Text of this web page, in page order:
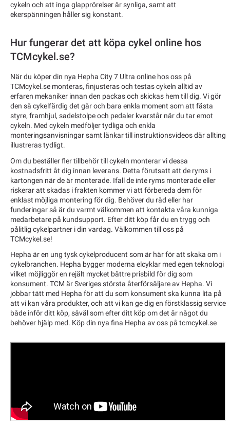
cykeln och att inga glapprörelser är synliga, samt att
ekerspänningen håller sig konstant.
Hur fungerar det att köpa cykel online hos
TCMcykel.se?
När du köper din nya Hepha City 7 Ultra online hos oss på
TCMcykel.se monteras, finjusteras och testas cykeln alltid av
erfaren mekaniker innan den packas och skickas hem till dig. Vi gör
den så cykelfärdig det går och bara enkla moment som att fästa
styre, framhjul, sadelstolpe och pedaler kvarstår när du tar emot
cykeln. Med cykeln medföljer tydliga och enkla
monteringsanvisningar samt länkar till instruktionsvideos där allting
illustreras tydligt.
Om du beställer fler tillbehör till cykeln monterar vi dessa
kostnadsfritt åt dig innan leverans. Detta förutsatt att de ryms i
kartongen när de är monterade. Ifall de inte ryms monterade eller
riskerar att skadas i frakten kommer vi att förbereda dem för
enklast möjliga montering för dig. Behöver du råd eller har
funderingar så är du varmt välkommen att kontakta våra kunniga
medarbetare på kundsupport. Efter ditt köp får du en trygg och
pålitlig cykelpartner i din vardag. Välkommen till oss på
TCMcykel.se!
Hepha är en ung tysk cykelproducent som är här för att skaka om i
cykelbranchen. Hepha bygger moderna elcyklar med egen teknologi
vilket möjliggör en rejält mycket bättre prisbild för dig som
konsument. TCM är Sveriges största återförsäljare av Hepha. Vi
jobbar tätt med Hepha för att du som konsument ska kunna lita på
att vi kan våra produkter, och att vi kan ge dig en förstklassig service
både inför ditt köp, såväl som efter ditt köp om det är något du
behöver hjälp med. Köp din nya fina Hepha av oss på tcmcykel.se